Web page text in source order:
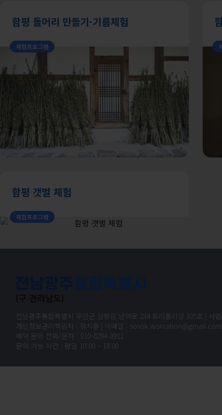
함평 돌머리 만들기·기름체험
체험프로그램
함평 갯벌 체험
체험프로그램
전남광주통합특별시 무안군 삼향읍 남악로 234 트리폴리앙 305호 | 사
개인정보관리책임자 : 정치훈 | 이메일 :
예약 문의 전화/문자 : 010-8294-8911
문의 가능 시간 : 평일 10:00 ~ 18:00